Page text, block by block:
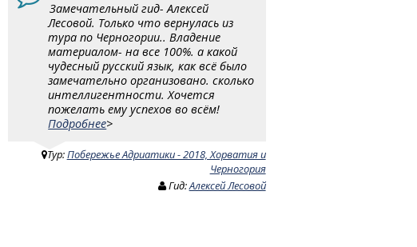
Замечательный гид- Алексей
Лесовой. Только что вернулась из
тура по Черногории.. Владение
материалом- на все 100%. а какой
чудесный русский язык, как всё было
замечательно организовано. сколько
интеллигентности. Хочется
пожелать ему успехов во всём!
Подробнее>
Тур:Побережье Адриатики - 2018, Хорватия и
Черногория
Гид:Алексей Лесовой